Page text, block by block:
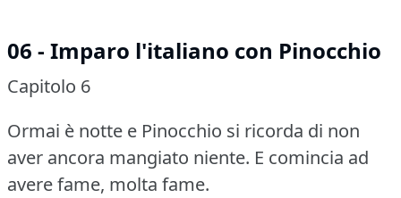
06 - Imparo l'italiano con Pinocchio
Capitolo 6
Ormai è notte e Pinocchio si ricorda di non
aver ancora mangiato niente. E comincia ad
avere fame, molta fame.